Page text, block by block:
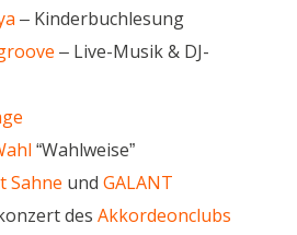
– Kinderbuchlesung
– Live-Musik & DJ-
“Wahlweise”
Sahne und GALANT
des Akkordeonclubs